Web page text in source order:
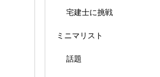
宅建士に挑戦
ミニマリスト
話題